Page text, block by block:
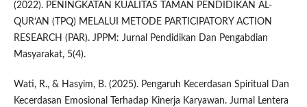
(2022). PENINGKATAN KUALITAS TAMAN PENDIDIKAN AL-
QUR’AN (TPQ) MELALUI METODE PARTICIPATORY ACTION
RESEARCH (PAR). JPPM: Jurnal Pendidikan Dan Pengabdian
Masyarakat, 5(4).
Wati, R., & Hasyim, B. (2025). Pengaruh Kecerdasan Spiritual Dan
Kecerdasan Emosional Terhadap Kinerja Karyawan. Jurnal Lentera